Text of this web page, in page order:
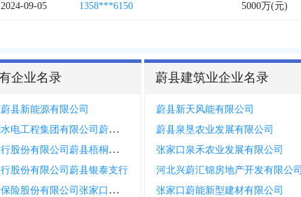
2024-09-05 1358***6150 5000万(元)
企业名录
县新能源有限公司
华北水利水电工程集团有限公司蔚县分公司
张家口银行股份有限公司蔚县梧桐园支行
股份有限公司蔚县银泰支行
申能财产保险股份有限公司张家口中心支公司蔚县营销服务部
蔚县建筑业企业名录
蔚县新天风能有限公司
蔚县泉垦农业发展有限公司
张家口泉禾农业发展有限公司
河北兴蔚汇锦房地产开发有限公司
张家口蔚能新型建材有限公司